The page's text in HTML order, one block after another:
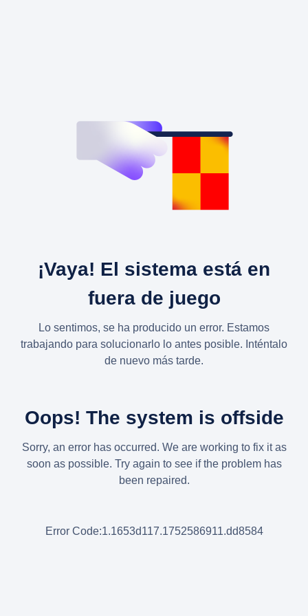
¡Vaya! El sistema está en
fuera de juego
Lo sentimos, se ha producido un error. Estamos
trabajando para solucionarlo lo antes posible. Inténtalo
de nuevo más tarde.
Oops! The system is offside
Sorry, an error has occurred. We are working to fix it as
soon as possible. Try again to see if the problem has
been repaired.
Error Code:1.1653d117.1752586911.dd8584